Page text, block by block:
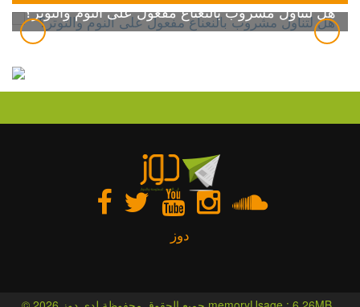
هل لتناول مشروب بالنعناع مفعول على النوم والتوتر؟
دوز